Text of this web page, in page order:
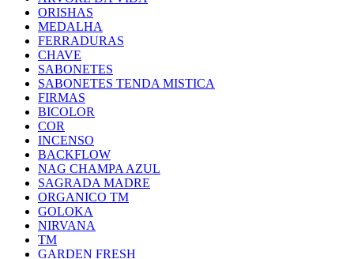
ORISHAS
MEDALHA
FERRADURAS
CHAVE
SABONETES
SABONETES TENDA MISTICA
FIRMAS
BICOLOR
COR
INCENSO
BACKFLOW
NAG CHAMPA AZUL
SAGRADA MADRE
ORGANICO TM
GOLOKA
NIRVANA
TM
GARDEN FRESH